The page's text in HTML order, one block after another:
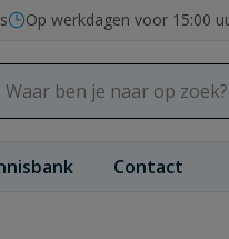
Op werkdagen voor 15:00
Contact